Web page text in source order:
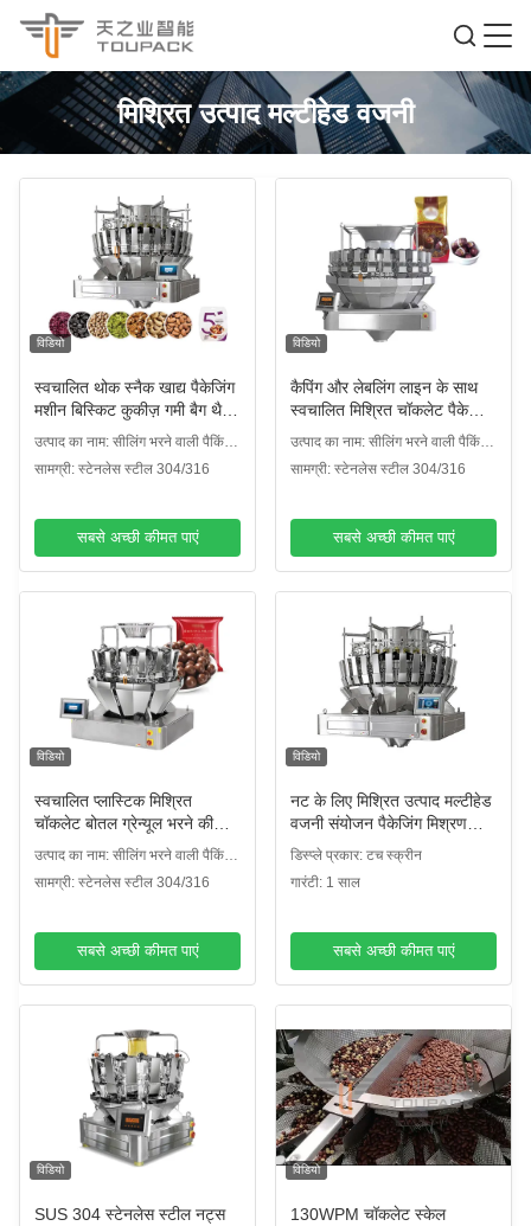
मिश्रित उत्पाद मल्टीहेड वजनी
विडियो
स्वचालित थोक स्नैक खाद्य पैकेजिंग
मशीन बिस्किट कुकीज़ गमी बैग थैली
भरने की मशीन मल्टिहेड वेजर पैकिंग
उत्पाद का नाम: सीलिंग भरने वाली पैकिंग
मशीन
सामग्री: स्टेनलेस स्टील 304/316
सबसे अच्छी कीमत पाएं
विडियो
कैपिंग और लेबलिंग लाइन के साथ
स्वचालित मिश्रित चॉकलेट पैकेजिंग
भरने की मशीन अखरोट स्नैक
उत्पाद का नाम: सीलिंग भरने वाली पैकिंग
मशीन
सामग्री: स्टेनलेस स्टील 304/316
सबसे अच्छी कीमत पाएं
विडियो
स्वचालित प्लास्टिक मिश्रित
चॉकलेट बोतल ग्रेन्यूल भरने की
मशीन चॉकलेट बॉल हार्ड कैंडी भरने
उत्पाद का नाम: सीलिंग भरने वाली पैकिंग
मशीन
सामग्री: स्टेनलेस स्टील 304/316
सबसे अच्छी कीमत पाएं
विडियो
नट के लिए मिश्रित उत्पाद मल्टीहेड
वजनी संयोजन पैकेजिंग मिश्रण
मात्रात्मक 32 प्रमुख
डिस्प्ले प्रकार: टच स्क्रीन
गारंटी: 1 साल
सबसे अच्छी कीमत पाएं
विडियो
SUS 304 स्टेनलेस स्टील नट्स
विडियो
130WPM चॉकलेट स्केल